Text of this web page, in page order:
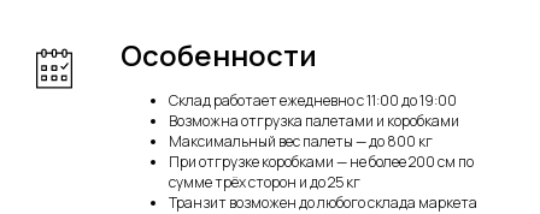
Особенности
Склад работает ежедневно с 11:00 до 19:00
Возможна отгрузка палетами и коробками
Максимальный вес палеты — до 800 кг
При отгрузке коробками — не более 200 см по
сумме трёх сторон и до 25 кг
Транзит возможен до любого склада маркета